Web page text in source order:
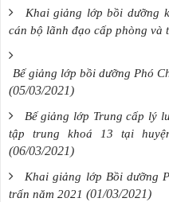
Khai giảng lớp bồi dưỡng
cán bộ lãnh đạo cấp phòng và
Bế giảng lớp bồi dưỡng Phó
(05/03/2021)
Bế giảng lớp Trung cấp lý
tập trung khoá 13 tại
(06/03/2021)
Khai giảng lớp Bồi dưỡng
trấn năm 2021 (01/03/2021)